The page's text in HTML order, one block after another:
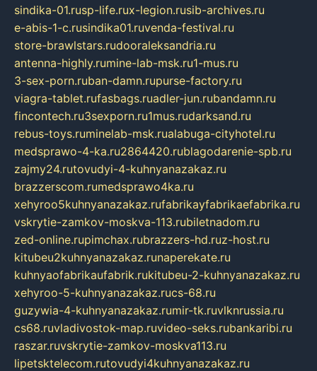
sindika-01.rusp-life.rux-legion.rusib-archives.ru
e-abis-1-c.rusindika01.ruvenda-festival.ru
store-brawlstars.rudooraleksandria.ru
antenna-highly.rumine-lab-msk.ru1-mus.ru
3-sex-porn.ruban-damn.rupurse-factory.ru
viagra-tablet.rufasbags.ruadler-jun.rubandamn.ru
fincontech.ru3sexporn.ru1mus.rudarksand.ru
rebus-toys.ruminelab-msk.rualabuga-cityhotel.ru
medsprawo-4-ka.ru2864420.rublagodarenie-spb.ru
zajmy24.rutovudyi-4-kuhnyanazakaz.ru
brazzerscom.rumedsprawo4ka.ru
xehyroo5kuhnyanazakaz.rufabrikayfabrikaefabrika.ru
vskrytie-zamkov-moskva-113.rubiletnadom.ru
zed-online.rupimchax.rubrazzers-hd.ruz-host.ru
kitubeu2kuhnyanazakaz.runaperekate.ru
kuhnyaofabrikaufabrik.rukitubeu-2-kuhnyanazakaz.ru
xehyroo-5-kuhnyanazakaz.rucs-68.ru
guzywia-4-kuhnyanazakaz.rumir-tk.ruvlknrussia.ru
cs68.ruvladivostok-map.ruvideo-seks.rubankaribi.ru
raszar.ruvskrytie-zamkov-moskva113.ru
lipetsktelecom.rutovudyi4kuhnyanazakaz.ru